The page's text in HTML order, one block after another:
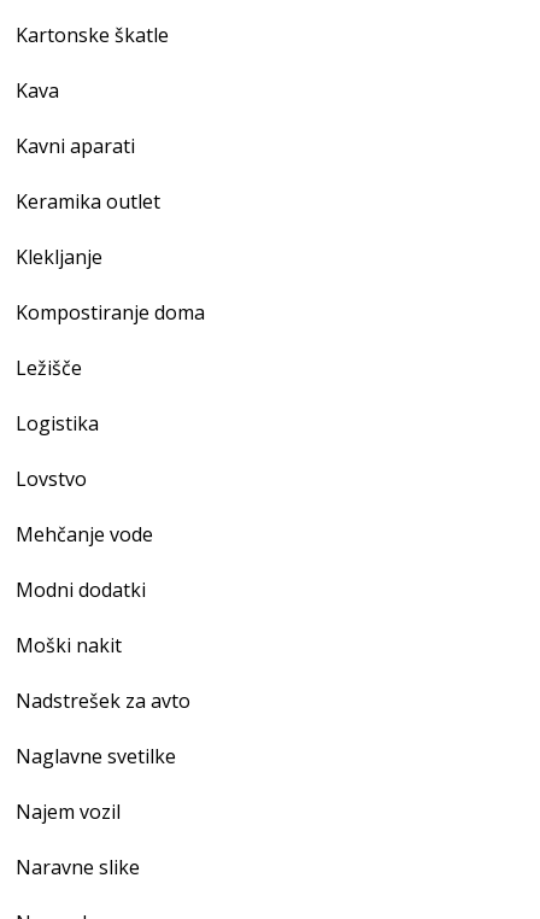
Kartonske škatle
Kava
Kavni aparati
Keramika outlet
Klekljanje
Kompostiranje doma
Ležišče
Logistika
Lovstvo
Mehčanje vode
Modni dodatki
Moški nakit
Nadstrešek za avto
Naglavne svetilke
Najem vozil
Naravne slike